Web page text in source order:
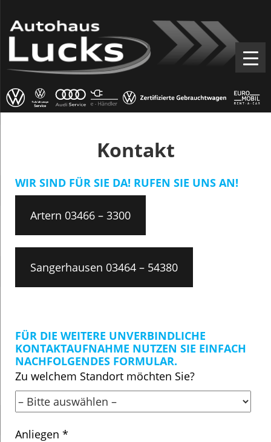
Kontakt
WIR SIND FÜR SIE DA! RUFEN SIE UNS AN!
Artern 03466 – 3300
Sangerhausen 03464 – 54380
FÜR DIE WEITERE UNVERBINDLICHE
KONTAKTAUFNAHME NUTZEN SIE EINFACH
NACHFOLGENDES FORMULAR.
Zu welchem Standort möchten Sie?
Anliegen *